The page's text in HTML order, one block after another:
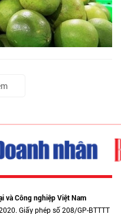
và Công nghiệp Việt Nam
Giấy phép số 208/GP-BTTTT